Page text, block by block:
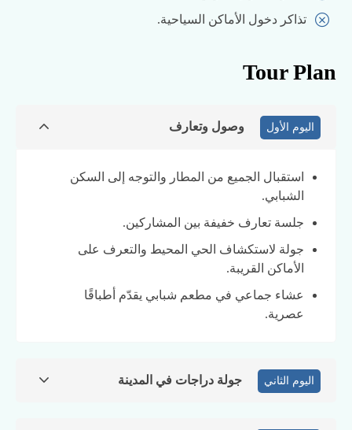
تذاكر دخول الأماكن السياحية.
Tour Plan
اليوم الأول وصول وتعارف
استقبال الجميع من المطار والتوجه إلى السكن
الشبابي.
جلسة تعارف خفيفة بين المشاركين.
جولة لاستكشاف الحي المحيط والتعرف على
الأماكن القريبة.
عشاء جماعي في مطعم شبابي يقدّم أطباقًا
عصرية.
اليوم الثاني جولة دراجات في المدينة